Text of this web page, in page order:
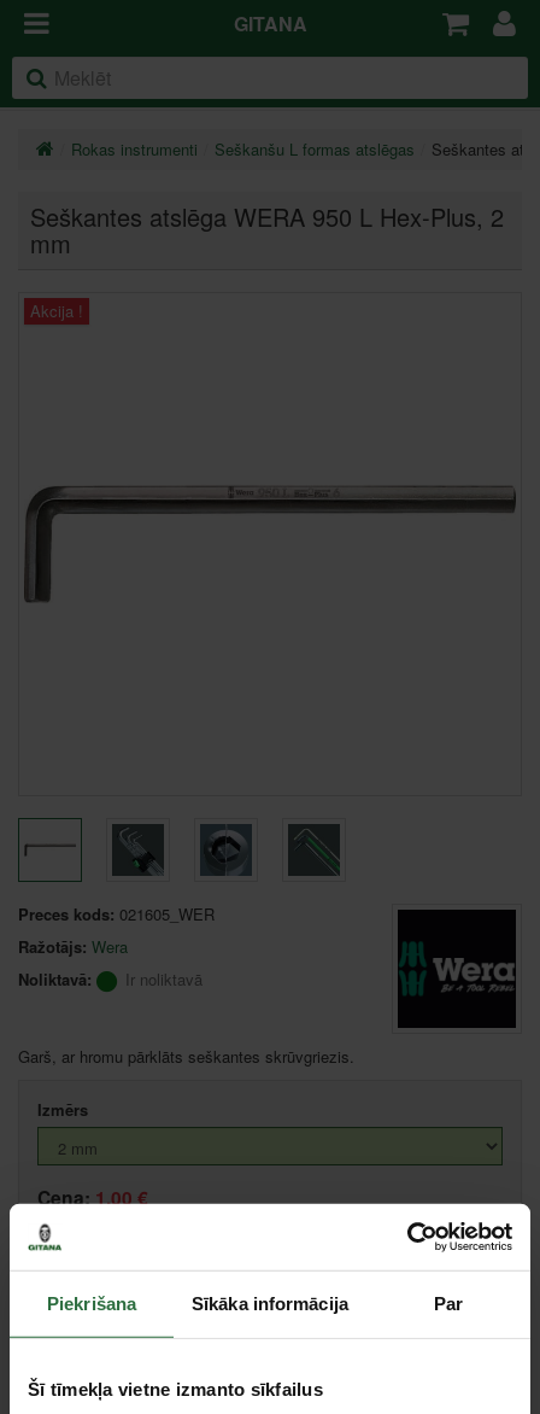
Piekrišana Sīkāka informācija Par
Šī tīmekļa vietne izmanto sīkfailus
GITANA
Rokas instrumenti Seškanšu L formas atslēgas Seškantes
Seškantes atslēga WERA 950 L Hex-Plus, 2
mm
Akcija !
Preces kods: 021605_WER
Ražotājs: Wera
Noliktavā:
Ir noliktavā
Garš, ar hromu pārklāts seškantes skrūvgriezis.
Izmērs
Cena:1,00 €
Salīdzināt Ieteikt cenu